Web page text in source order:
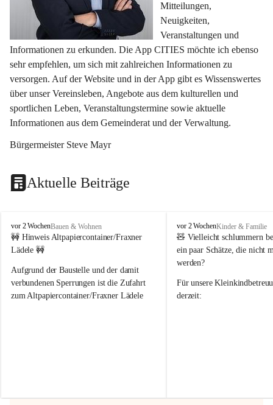
Mitteilungen,
Neuigkeiten,
Veranstaltungen und
Informationen zu erkunden. Die App CITIES möchte ich ebenso
sehr empfehlen, um sich mit zahlreichen Informationen zu
versorgen. Auf der Website und in der App gibt es Wissenswertes
über unser Vereinsleben, Angebote aus dem kulturellen und
sportlichen Leben, Veranstaltungstermine sowie aktuelle
Informationen aus dem Gemeinderat und der Verwaltung.
Bürgermeister Steve Mayr
Aktuelle Beiträge
F
r
a
e
r
n
vor 2 WochenBauen & Wohnen
🚧 Hinweis Altpapiercontainer/Fraxner
Lädele 🚧
Aufgrund der Baustelle und der damit
verbundenen Sperrungen ist die Zufahrt
zum Altpapiercontainer/Fraxner Lädele
Hilfsbereitschaft!
F
r
a
x
r
n
vor 2 WochenKinder & Familie
🧸 Vielleicht schlummern
ein paar Schätze, die nicht
werden?
Für unsere
derzeit: